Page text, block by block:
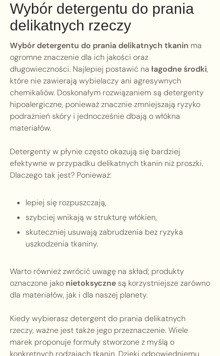
Wybór detergentu do prania
delikatnych rzeczy
Wybór detergentu do prania delikatnych tkanin ma
ogromne znaczenie dla ich jakości oraz
długowieczności. Najlepiej postawić na łagodne środki,
które nie zawierają wybielaczy ani agresywnych
chemikaliów. Doskonałym rozwiązaniem są detergenty
hipoalergiczne, ponieważ znacznie zmniejszają ryzyko
podrażnień skóry i jednocześnie dbają o włókna
materiałów.
Detergenty w płynie często okazują się bardziej
efektywne w przypadku delikatnych tkanin niż proszki.
Dlaczego tak jest? Ponieważ:
lepiej się rozpuszczają,
szybciej wnikają w strukturę włókien,
skuteczniej usuwają zabrudzenia bez ryzyka
uszkodzenia tkaniny.
Warto również zwrócić uwagę na skład; produkty
oznaczone jako nietoksyczne są korzystniejsze zarówno
dla materiałów, jak i dla naszej planety.
Kiedy wybierasz detergent do prania delikatnych
rzeczy, ważne jest także jego przeznaczenie. Wiele
marek proponuje formuły stworzone z myślą o
konkretnych rodzajach tkanin. Dzięki odpowiedniemu